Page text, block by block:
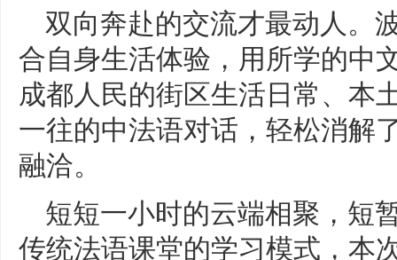
双向奔赴的交流才最动人。
合自身生活体验，用所学的中
成都人民的街区生活日常、本
一往的中法语对话，轻松消解
融洽。
短短一小时的云端相聚，短
传统法语课堂的学习模式，本